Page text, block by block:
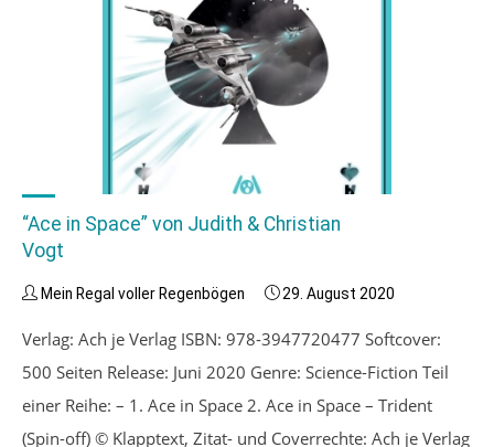
“Ace in Space” von Judith & Christian
Vogt
Mein Regal voller Regenbögen 29. August 2020
Verlag: Ach je Verlag ISBN: 978-3947720477 Softcover:
500 Seiten Release: Juni 2020 Genre: Science-Fiction Teil
einer Reihe: – 1. Ace in Space 2. Ace in Space – Trident
(Spin-off) © Klapptext, Zitat- und Coverrechte: Ach je Verlag